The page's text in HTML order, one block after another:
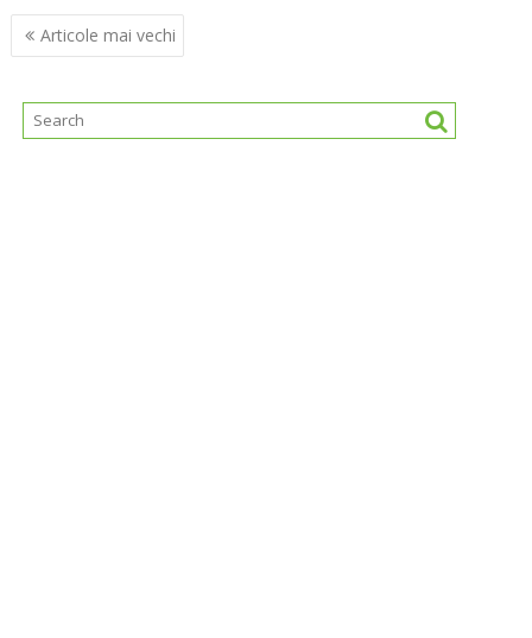
Navigare
în
Articole mai vechi